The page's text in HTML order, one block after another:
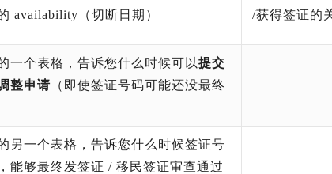
availability（切断日期）
/获得签证的
一个表格，告诉您什么时候可以提交
整申请（即使签证号码可能还没最终
另一个表格，告诉您什么时候签证号
能够最终发签证 / 移民签证审查通过